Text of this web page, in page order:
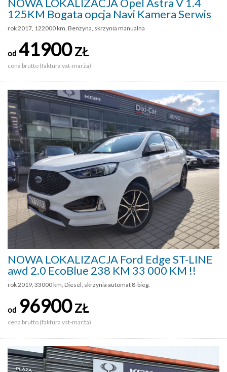
NOWA LOKALIZACJA Opel Astra V 1.4
125KM Bogata opcja Navi Kamera Serwis
rok 2017, 122000 km, Benzyna, skrzynia manualna
od 41900ZŁ
cena brutto (faktura vat-marża)
NOWA LOKALIZACJA Ford Edge ST-LINE
awd 2.0 EcoBlue 238 KM 33 000 KM !!
rok 2019, 33000 km, Diesel, skrzynia automat 8-bieg.
od 96900ZŁ
cena brutto (faktura vat-marża)